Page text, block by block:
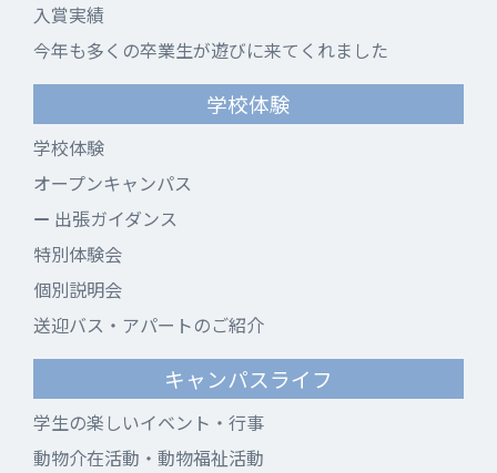
入賞実績
今年も多くの卒業生が遊びに来てくれました
学校体験
学校体験
オープンキャンパス
出張ガイダンス
特別体験会
個別説明会
送迎バス・アパートのご紹介
キャンパスライフ
学生の楽しいイベント・行事
動物介在活動・動物福祉活動